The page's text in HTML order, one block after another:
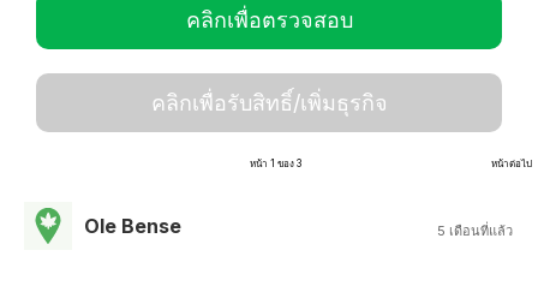
คลิกเพื่อตรวจสอบ
คลิกเพื่อรับสิทธิ์/เพิ่มธุรกิจ
หน้า 1 ของ 3 หน้าต่อไป
Ole Bense 5 เดือนที่แล้ว